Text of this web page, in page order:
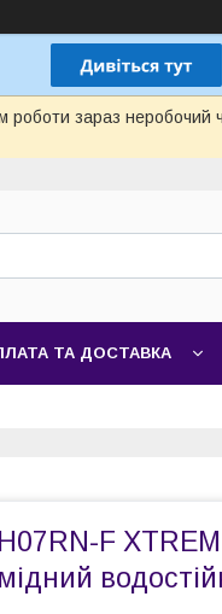
роботи зараз
ТА ДОСТАВКА
H07RN-F
мідний